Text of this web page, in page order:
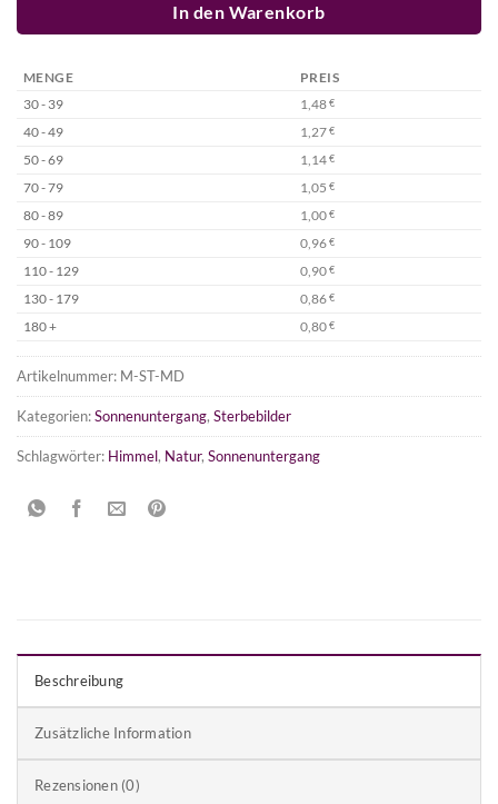
In den Warenkorb
MENGE
PREIS
30 - 39
1,48€
40 - 49 1,27€
50 - 69 1,14€
70 - 79 1,05 €
80 - 89 1,00€
90 - 109 0,96€
110 - 129 0,90€
130 - 179 0,86€
180 + 0,80€
Artikelnummer: M-ST-MD
Kategorien:Sonnenuntergang, Sterbebilder
Schlagwörter: Himmel, Natur, Sonnenuntergang
Beschreibung
Zusätzliche Information
Rezensionen (0)